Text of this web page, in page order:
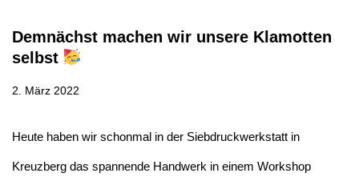
Demnächst machen wir unsere Klamotten
selbst
2. März 2022
Heute haben wir schonmal in der Siebdruckwerkstatt in
Kreuzberg das spannende Handwerk in einem Workshop